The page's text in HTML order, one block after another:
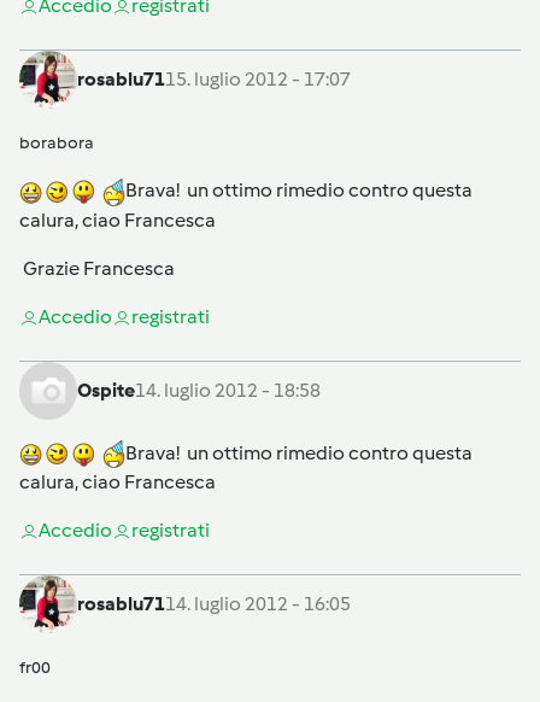
Accedio registrati
rosablu7115. luglio 2012 - 17:07
borabora
Brava! un ottimo rimedio contro questa
calura, ciao Francesca
Grazie Francesca
Accedio registrati
Ospite14. luglio 2012 - 18:58
Brava! un ottimo rimedio contro questa
calura, ciao Francesca
Accedio registrati
rosablu7114. luglio 2012 - 16:05
fr00